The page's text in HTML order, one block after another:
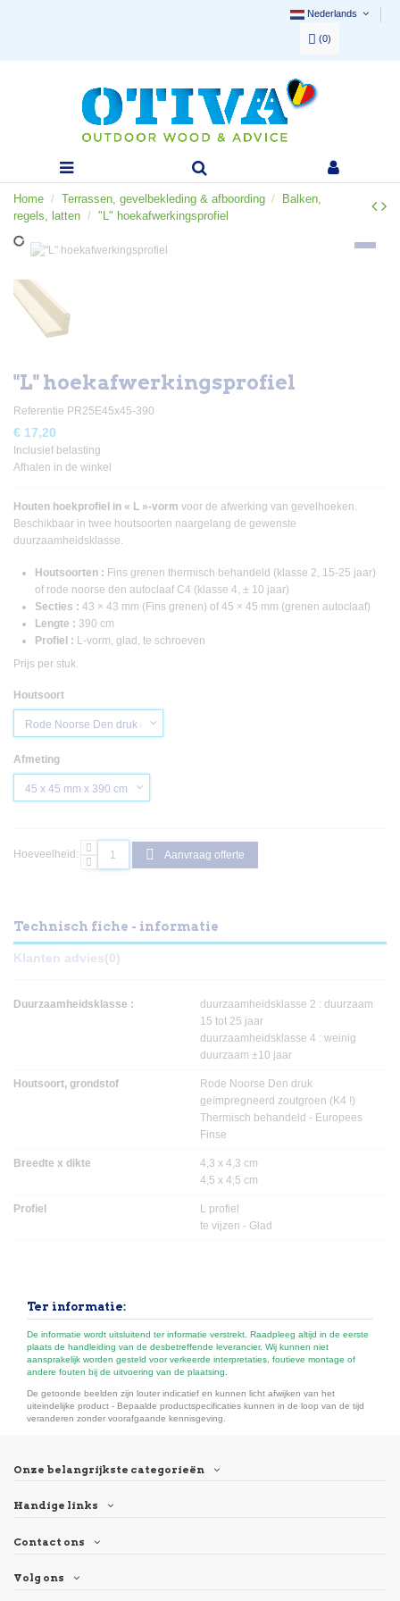
Nederlands
(0)
Home Terrassen, gevelbekleding & afboording
Balken,
regels, latten
"L" hoekafwerkingsprofiel
"L" hoekafwerkingsprofiel
Referentie PR25E45x45-390
€ 17,20
Inclusief belasting
Afhalen in de winkel
Houten hoekprofiel in « L »-vorm voor de afwerking van gevelhoeken.
Beschikbaar in twee houtsoorten naargelang de gewenste
duurzaamheidsklasse.
Houtsoorten : Fins grenen thermisch behandeld (klasse 2, 15-25 jaar)
of rode noorse den autoclaaf C4 (klasse 4, ± 10 jaar)
Secties : 43 × 43 mm (Fins grenen) of 45 × 45 mm (grenen autoclaaf)
Lengte : 390 cm
Profiel : L-vorm, glad, te schroeven
Prijs per stuk.
Houtsoort
Afmeting
Hoeveelheid: Aanvraag offerte
Technisch fiche - informatie
Klanten advies(0)
Duurzaamheidsklasse :
duurzaamheidsklasse 2 : duurzaam
15 tot 25 jaar
duurzaamheidsklasse 4 : weinig
duurzaam ±10 jaar
Houtsoort, grondstof
Rode Noorse Den druk
geïmpregneerd zoutgroen (K4 !)
Thermisch behandeld - Europees
Finse
Breedte x dikte
4,3 x 4,3 cm
4,5 x 4,5 cm
Profiel
L profiel
te vijzen - Glad
Ter informatie:
De informatie wordt uitsluitend ter informatie verstrekt. Raadpleeg altijd in de eerste
plaats de handleiding van de desbetreffende leverancier. Wij kunnen niet
aansprakelijk worden gesteld voor verkeerde interpretaties, foutieve montage of
andere fouten bij de uitvoering van de plaatsing.
De getoonde beelden zijn louter indicatief en kunnen licht afwijken van het
uiteindelijke product - Bepaalde productspecificaties kunnen in de loop van de tijd
veranderen zonder voorafgaande kennisgeving.
Onze belangrijkste categorieën
Handige links
Contact ons
Volg ons